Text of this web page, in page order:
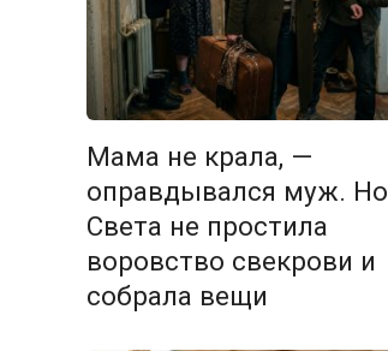
Мама не крала, —
оправдывался муж. Но
Света не простила
воровство свекрови и
собрала вещи